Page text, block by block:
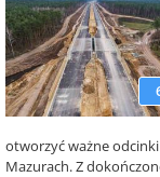
otworzyć ważne
Mazurach. Z